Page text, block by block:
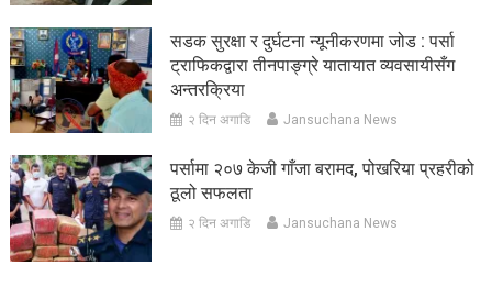
सडक सुरक्षा र दुर्घटना न्यूनीकरणमा जोड : पर्सा
ट्राफिकद्वारा तीनपाङ्ग्रे यातायात व्यवसायीसँग
अन्तरक्रिया
२ दिन अगाडि Jansuchana News
पर्सामा २०७ केजी गाँजा बरामद, पोखरिया प्रहरीको
ठूलो सफलता
२ दिन अगाडि Jansuchana News